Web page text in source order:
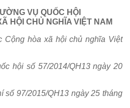
VỤ QUỐC HỘI
HỘI CHỦ NGHĨA VIỆT NAM
Cộng hòa xã hội chủ nghĩa Việt
hội số 57/2014/QH13 ngày 20
số 97/2015/QH13 ngày 25 tháng